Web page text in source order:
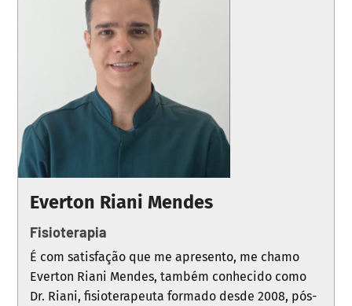
Everton Riani Mendes
Fisioterapia
É com satisfação que me apresento, me chamo
Everton Riani Mendes, também conhecido como
Dr. Riani, fisioterapeuta formado desde 2008, pós-